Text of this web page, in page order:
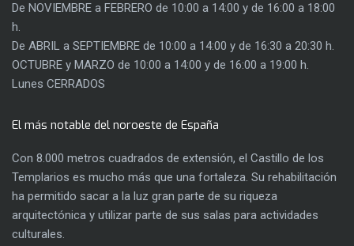
De NOVIEMBRE a FEBRERO de 10:00 a 14:00 y de 16:00 a 18:00
h.
De ABRIL a SEPTIEMBRE de 10:00 a 14:00 y de 16:30 a 20:30 h.
OCTUBRE y MARZO de 10:00 a 14:00 y de 16:00 a 19:00 h.
Lunes CERRADOS
El más notable del noroeste de España
Con 8.000 metros cuadrados de extensión, el Castillo de los
Templarios es mucho más que una fortaleza. Su rehabilitación
ha permitido sacar a la luz gran parte de su riqueza
arquitectónica y utilizar parte de sus salas para actividades
culturales.